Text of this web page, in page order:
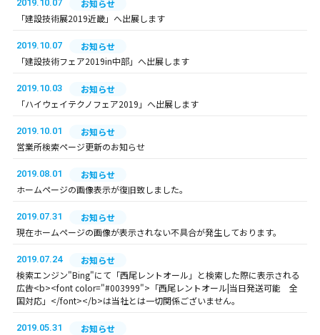
2019.10.07
お知らせ
「建設技術展2019近畿」へ出展します
2019.10.07
お知らせ
「建設技術フェア2019in中部」へ出展します
2019.10.03
お知らせ
「ハイウェイテクノフェア2019」へ出展します
2019.10.01
お知らせ
営業所検索ページ更新のお知らせ
2019.08.01
お知らせ
ホームページの画像表示が復旧致しました。
2019.07.31
お知らせ
現在ホームページの画像が表示されない不具合が発生しております。
2019.07.24
お知らせ
検索エンジン"Bing"にて「西尾レントオール」と検索した際に表示される
広告<b><font color="#003999">「西尾レントオール|当日発送可能 全
国対応」</font></b>は当社とは一切関係ございません。
2019.05.31
お知らせ